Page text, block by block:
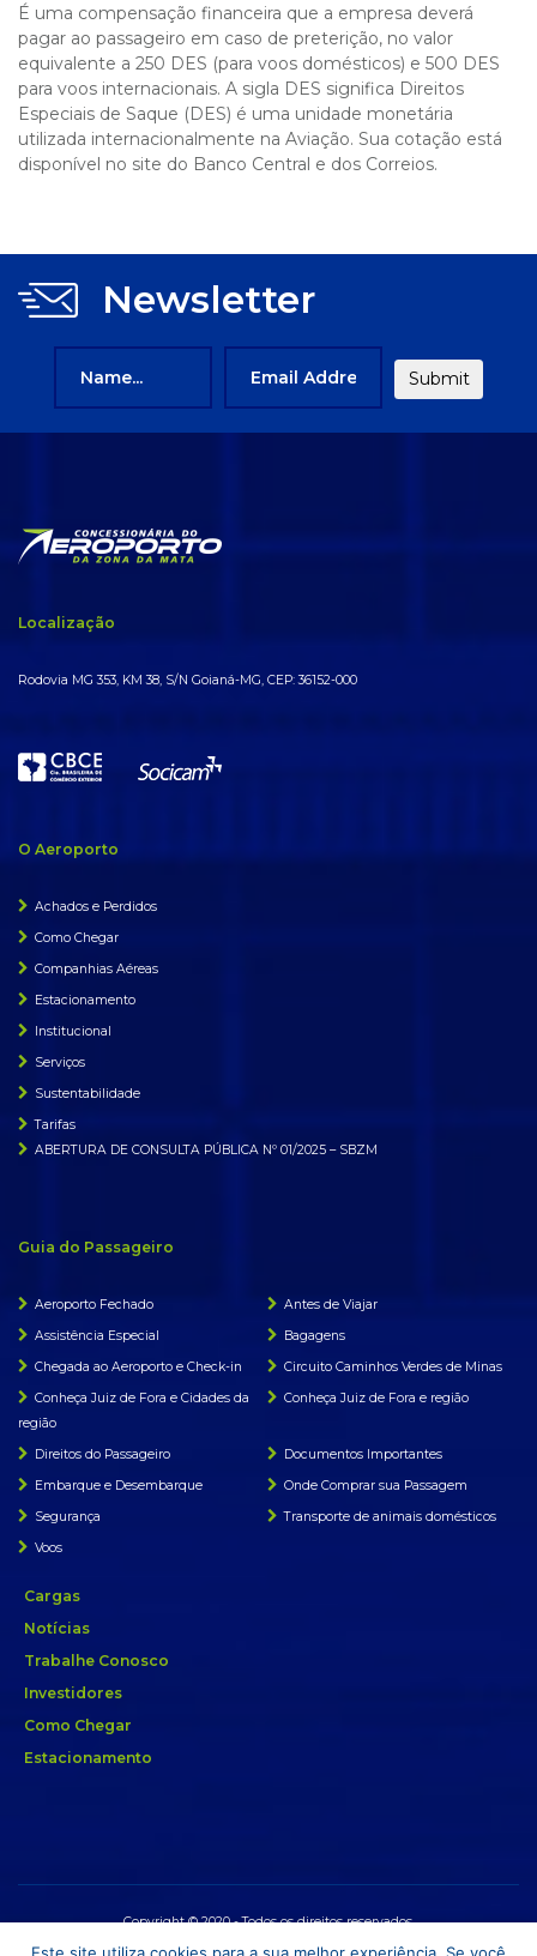
É uma compensação financeira que a empresa deverá
pagar ao passageiro em caso de preterição, no valor
equivalente a 250 DES (para voos domésticos) e 500 DES
para voos internacionais. A sigla DES significa Direitos
Especiais de Saque (DES) é uma unidade monetária
utilizada internacionalmente na Aviação. Sua cotação está
disponível no site do Banco Central e dos Correios.
Newsletter
Localização
Rodovia MG 353, KM 38, S/N Goianá-MG, CEP: 36152-000
O Aeroporto
Achados e Perdidos
Como Chegar
Companhias Aéreas
Estacionamento
Institucional
Serviços
Sustentabilidade
Tarifas
ABERTURA DE CONSULTA PÚBLICA Nº 01/2025 – SBZM
Guia do Passageiro
Aeroporto Fechado
Antes de Viajar
Assistência Especial
Bagagens
Chegada ao Aeroporto e Check-in
Circuito Caminhos Verdes de Minas
Conheça Juiz de Fora e Cidades da
região
Conheça Juiz de Fora e região
Direitos do Passageiro
Documentos Importantes
Embarque e Desembarque
Onde Comprar sua Passagem
Segurança
Transporte de animais domésticos
Voos
Cargas
Notícias
Trabalhe Conosco
Investidores
Como Chegar
Estacionamento
Copyright © 2020 - Todos os direitos reservados.